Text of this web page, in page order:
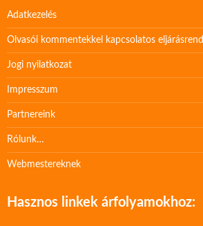
Adatkezelés
Olvasói kommentekkel kapcsolatos eljárásrend
Jogi nyilatkozat
Impresszum
Partnereink
Rólunk…
Webmestereknek
Hasznos linkek árfolyamokhoz: